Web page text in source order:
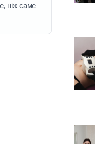
ніж саме